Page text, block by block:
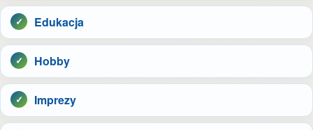
Edukacja
Hobby
Imprezy